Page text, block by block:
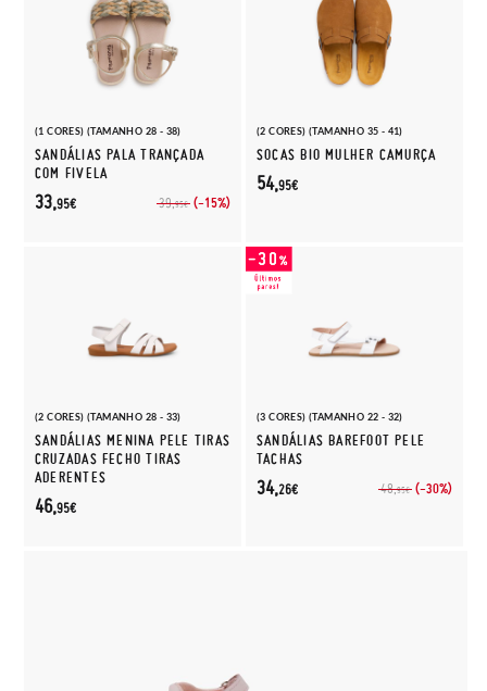
(1 CORES) (TAMANHO 28 - 38)
SANDÁLIAS PALA TRANÇADA
COM FIVELA
39,95€ (-15%)
33,95€
(2 CORES) (TAMANHO 35 - 41)
SOCAS BIO MULHER CAMURÇA
54,95€
(2 CORES) (TAMANHO 28 - 33)
SANDÁLIAS MENINA PELE TIRAS
CRUZADAS FECHO TIRAS
ADERENTES
46,95€
(3 CORES) (TAMANHO 22 - 32)
SANDÁLIAS BAREFOOT PELE
TACHAS
48,95€ (-30%)
34,26€